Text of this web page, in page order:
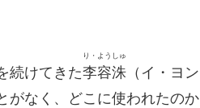
続けてきた李容洙
り・ようしゅ
（イ・ヨン
がなく、どこに使われたのか